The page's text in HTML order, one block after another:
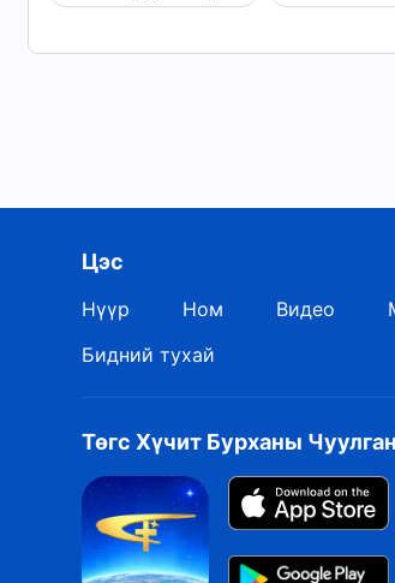
Цэс
Нүүр Ном Видео
Бидний тухай
Төгс Хүчит Бурханы